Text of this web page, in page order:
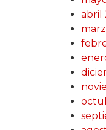
abril